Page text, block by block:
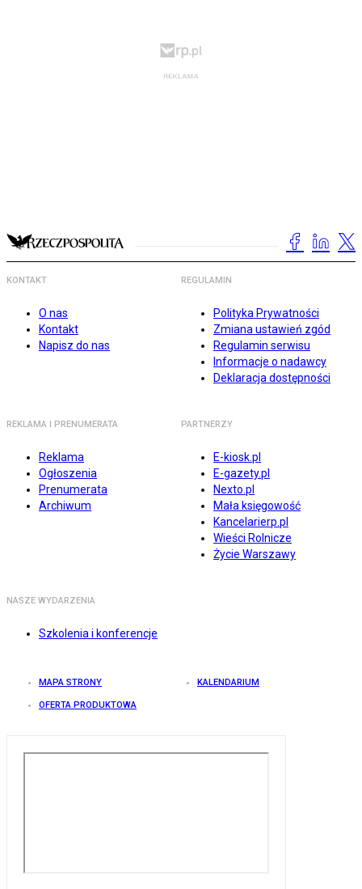
KONTAKT
O nas
Kontakt
Napisz do nas
REGULAMIN
Polityka Prywatności
Zmiana ustawień zgód
Regulamin serwisu
Informacje o nadawcy
Deklaracja dostępności
REKLAMA I PRENUMERATA
Reklama
Ogłoszenia
Prenumerata
Archiwum
PARTNERZY
E-kiosk.pl
E-gazety.pl
Nexto.pl
Mała księgowość
Kancelarierp.pl
Wieści Rolnicze
Życie Warszawy
NASZE WYDARZENIA
Szkolenia i konferencje
MAPA STRONY KALENDARIUM
OFERTA PRODUKTOWA